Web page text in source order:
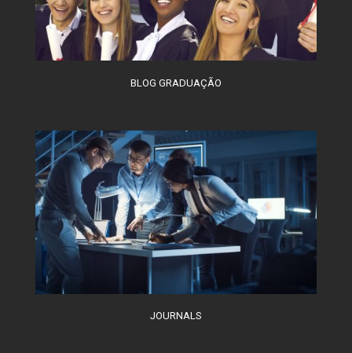
BLOG GRADUAÇÃO
JOURNALS